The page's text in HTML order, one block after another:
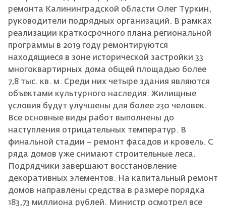
ремонта Калининградской области Олег Туркин,
руководители подрядных организаций. В рамках
реализации краткосрочного плана региональной
программы в 2019 году ремонтируются
находящиеся в зоне исторической застройки 33
многоквартирных дома общей площадью более
7,8 тыс. кв. м. Среди них четыре здания являются
объектами культурного наследия. Жилищные
условия будут улучшены для более 230 человек.
Все основные виды работ выполнены до
наступления отрицательных температур. В
финальной стадии – ремонт фасадов и кровель. С
ряда домов уже снимают строительные леса.
Подрядчики завершают восстановление
декоративных элементов. На капитальный ремонт
домов направлены средства в размере порядка
183,73 миллиона рублей. Министр осмотрел все